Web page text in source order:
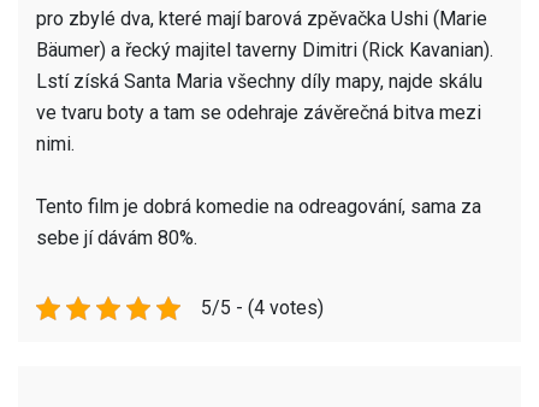
pro zbylé dva, které mají barová zpěvačka Ushi (Marie
Bäumer) a řecký majitel taverny Dimitri (Rick Kavanian).
Lstí získá Santa Maria všechny díly mapy, najde skálu
ve tvaru boty a tam se odehraje závěrečná bitva mezi
nimi.
Tento film je dobrá komedie na odreagování, sama za
sebe jí dávám 80%.
5/5 - (4 votes)